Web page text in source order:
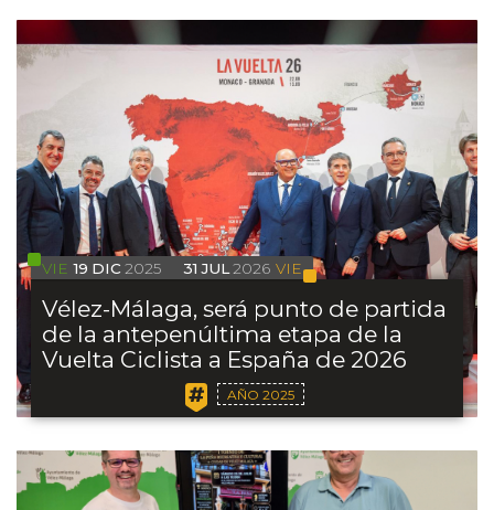
VIE 19 DIC 2025 31 JUL 2026 VIE
Vélez-Málaga, será punto de partida
de la antepenúltima etapa de la
Vuelta Ciclista a España de 2026
AÑO 2025